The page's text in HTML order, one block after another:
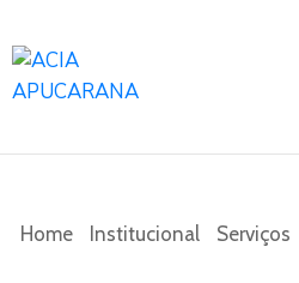
Home Institucional Serviços